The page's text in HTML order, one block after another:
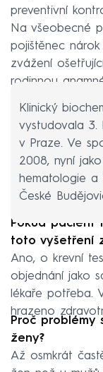
preventivní
Na všeobecné
pojištěnec
zvážení
rodinnou
Klinický
vystudovala 3.
v Praze. Ve
2008, nyní
hematologie a
České
Pokud pacient
toto vyšetření
Ano, o krevní
objednání jako
lékaře potřeba.
hrazeno
Proč
ženy?
Až osmkrát